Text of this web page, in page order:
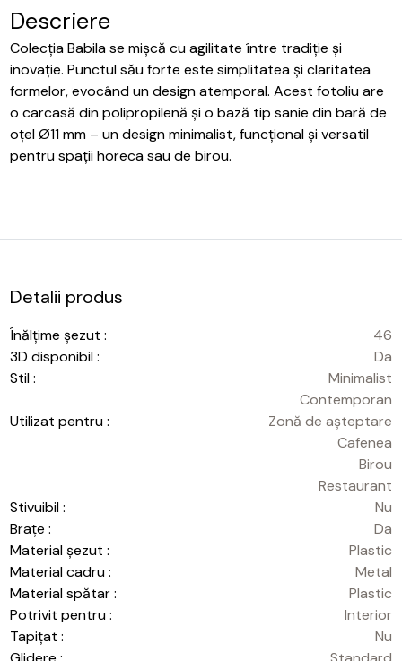
Descriere
Colecția Babila se mișcă cu agilitate între tradiție și
inovație. Punctul său forte este simplitatea și claritatea
formelor, evocând un design atemporal. Acest fotoliu are
o carcasă din polipropilenă și o bază tip sanie din bară de
oțel Ø11 mm – un design minimalist, funcțional și versatil
pentru spații horeca sau de birou.
Detalii produs
Înălțime șezut :
46
3D disponibil :
Da
Stil :
Minimalist
Contemporan
Utilizat pentru :
Zonă de așteptare
Cafenea
Birou
Restaurant
Stivuibil :
Nu
Brațe :
Da
Material șezut :
Plastic
Material cadru :
Metal
Material spătar :
Plastic
Potrivit pentru :
Interior
Tapițat :
Nu